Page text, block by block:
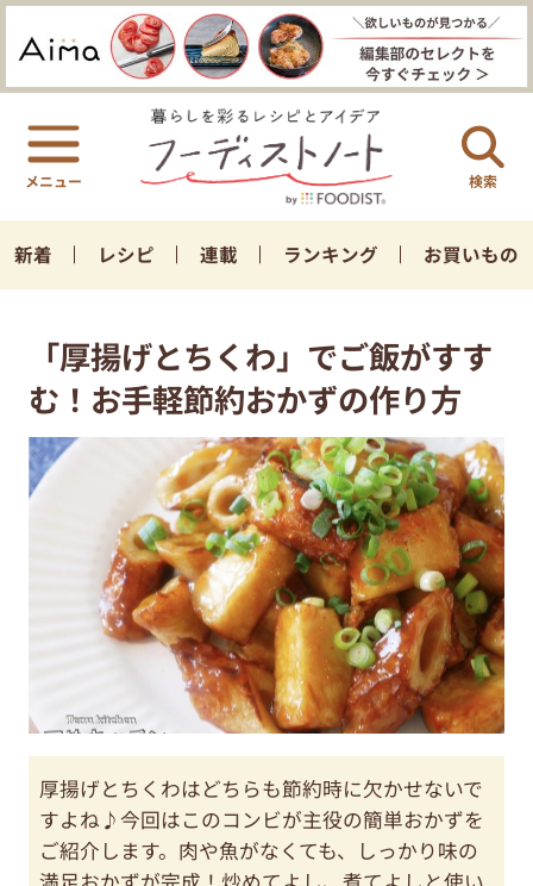
検索
新着 レシピ 連載 ランキング お買いもの
「厚揚げとちくわ」でご飯がすす
む！お手軽節約おかずの作り方
厚揚げとちくわはどちらも節約時に欠かせないで
すよね♪今回はこのコンビが主役の簡単おかずを
ご紹介します。肉や魚がなくても、しっかり味の